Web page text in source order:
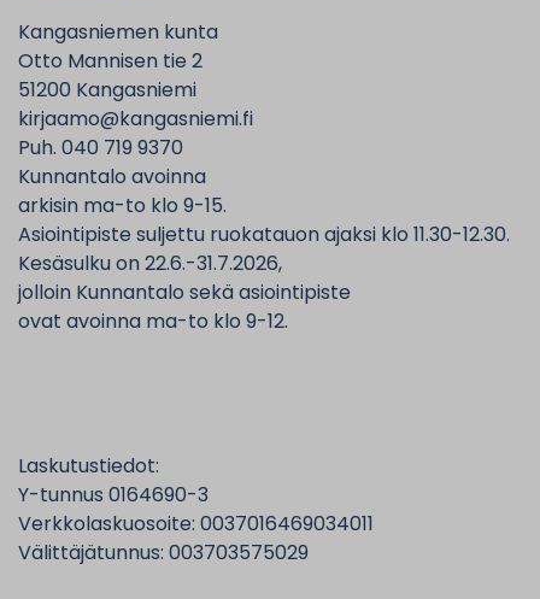
Kangasniemen kunta
Otto Mannisen tie 2
51200 Kangasniemi
kirjaamo@kangasniemi.fi
Puh. 040 719 9370
Kunnantalo avoinna
arkisin ma-to klo 9-15.
Asiointipiste suljettu ruokatauon ajaksi klo 11.30-12.30.
Kesäsulku on 22.6.-31.7.2026,
jolloin Kunnantalo sekä asiointipiste
ovat avoinna ma-to klo 9-12.
Laskutustiedot:
Y-tunnus 0164690-3
Verkkolaskuosoite: 0037016469034011
Välittäjätunnus: 003703575029